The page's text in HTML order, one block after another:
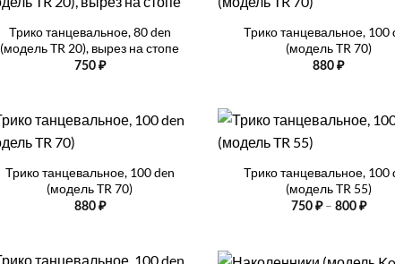
Трико танцевальное, 80 den
(модель TR 20), вырез на стопе
750 ₽
Трико танцевальное, 100
(модель TR 70)
880₽
Трико танцевальное, 100 den
(модель TR 70)
880 ₽
Трико танцевальное, 100
(модель TR 55)
750 ₽ – 800 ₽
800 ₽
+